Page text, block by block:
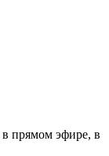
в прямом эфире, в